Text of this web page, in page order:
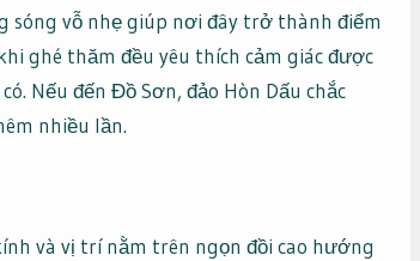
sóng vỗ nhẹ giúp nơi đây trở thành điểm
ghé thăm đều yêu thích cảm giác được
Nếu đến Đồ Sơn, đảo Hòn Dấu chắc
nhiều lần.
và vị trí nằm trên ngọn đồi cao hướng